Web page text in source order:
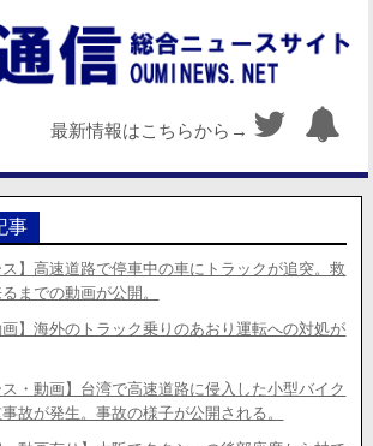
最新情報はこちらから→
事
ス】高速道路で停車中の車にトラックが追突。救
までの動画が公開。
画】海外のトラック乗りのあおり運転への対処が
ス・動画】台湾で高速道路に侵入した小型バイク
故が発生。事故の様子が公開される。